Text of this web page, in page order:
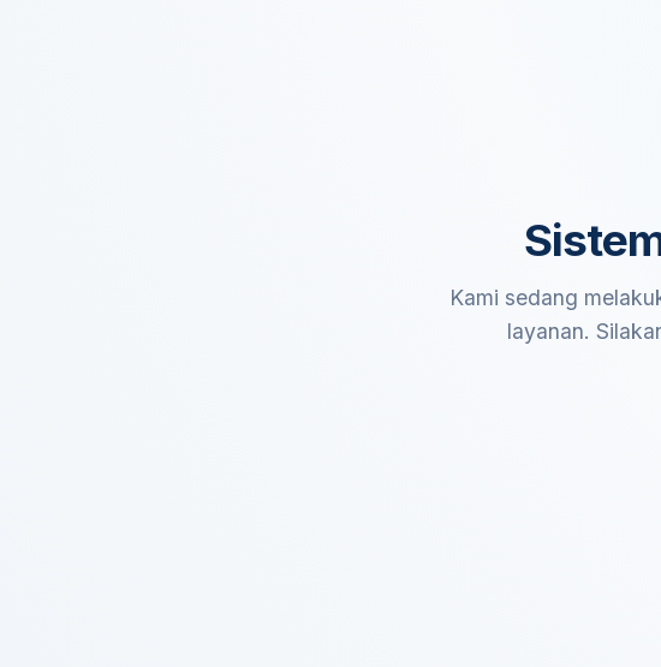
Kami sedang
layanan.